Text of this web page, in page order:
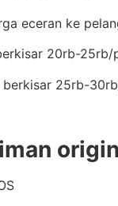
eceran ke
20rb-25rb/
berkisar 25rb-